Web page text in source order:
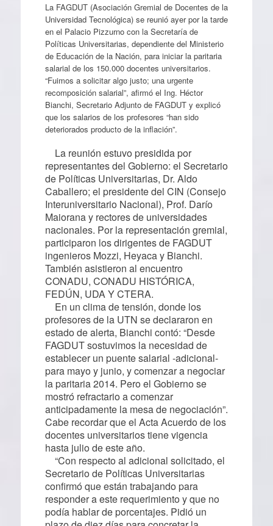
La FAGDUT (Asociación Gremial de Docentes de la
Universidad Tecnológica) se reunió ayer por la tarde
en el Palacio Pizzurno con la Secretaría de
Políticas Universitarias, dependiente del Ministerio
de Educación de la Nación, para iniciar la paritaria
salarial de los 150.000 docentes universitarios.
“Fuimos a solicitar algo justo; una urgente
recomposición salarial”, afirmó el Ing. Héctor
Bianchi, Secretario Adjunto de FAGDUT y explicó
que los salarios de los profesores “han sido
deteriorados producto de la inflación”.
La reunión estuvo presidida por
representantes del Gobierno: el Secretario
de Políticas Universitarias, Dr. Aldo
Caballero; el presidente del CIN (Consejo
Interuniversitario Nacional), Prof. Darío
Maiorana y rectores de universidades
nacionales. Por la representación gremial,
participaron los dirigentes de FAGDUT
ingenieros Mozzi, Heyaca y Bianchi.
También asistieron al encuentro
CONADU, CONADU HISTÓRICA,
FEDÚN, UDA Y CTERA.
En un clima de tensión, donde los
profesores de la UTN se declararon en
estado de alerta, Bianchi contó: “Desde
FAGDUT sostuvimos la necesidad de
establecer un puente salarial -adicional-
para mayo y junio, y comenzar a negociar
la paritaria 2014. Pero el Gobierno se
mostró refractario a comenzar
anticipadamente la mesa de negociación”.
Cabe recordar que el Acta Acuerdo de los
docentes universitarios tiene vigencia
hasta julio de este año.
“Con respecto al adicional solicitado, el
Secretario de Políticas Universitarias
confirmó que están trabajando para
responder a este requerimiento y que no
podía hablar de porcentajes. Pidió un